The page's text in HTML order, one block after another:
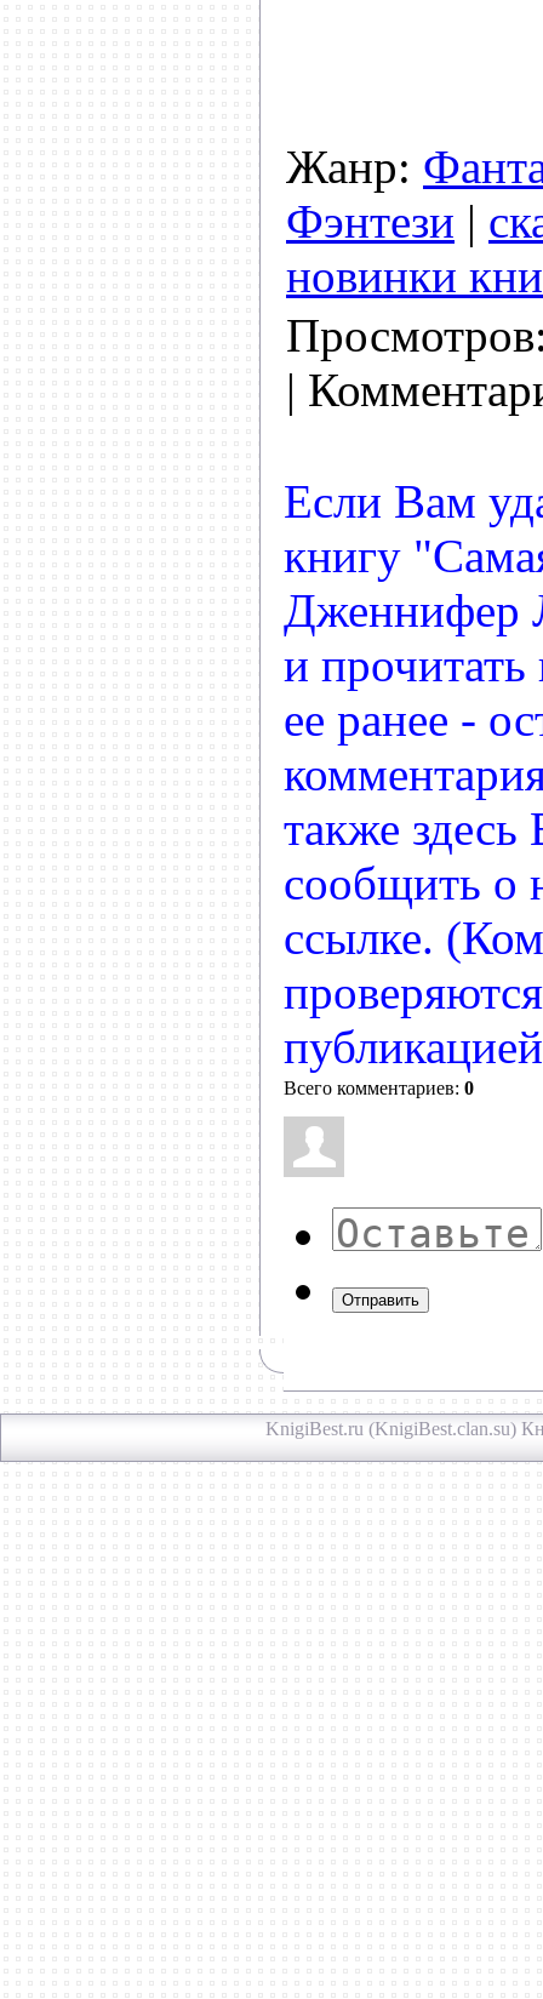
Жанр:
Фэнтези |
новинки
|
Если Вам
книгу
Дженнифер
и
ее ранее -
также
сообщить о
ссылке.
Всего комментариев: 0
Отправить
KnigiBest.ru (KnigiBest.clan.su)